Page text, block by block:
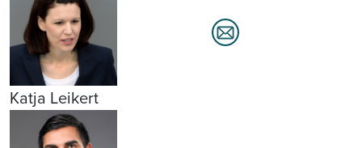
Katja Leikert